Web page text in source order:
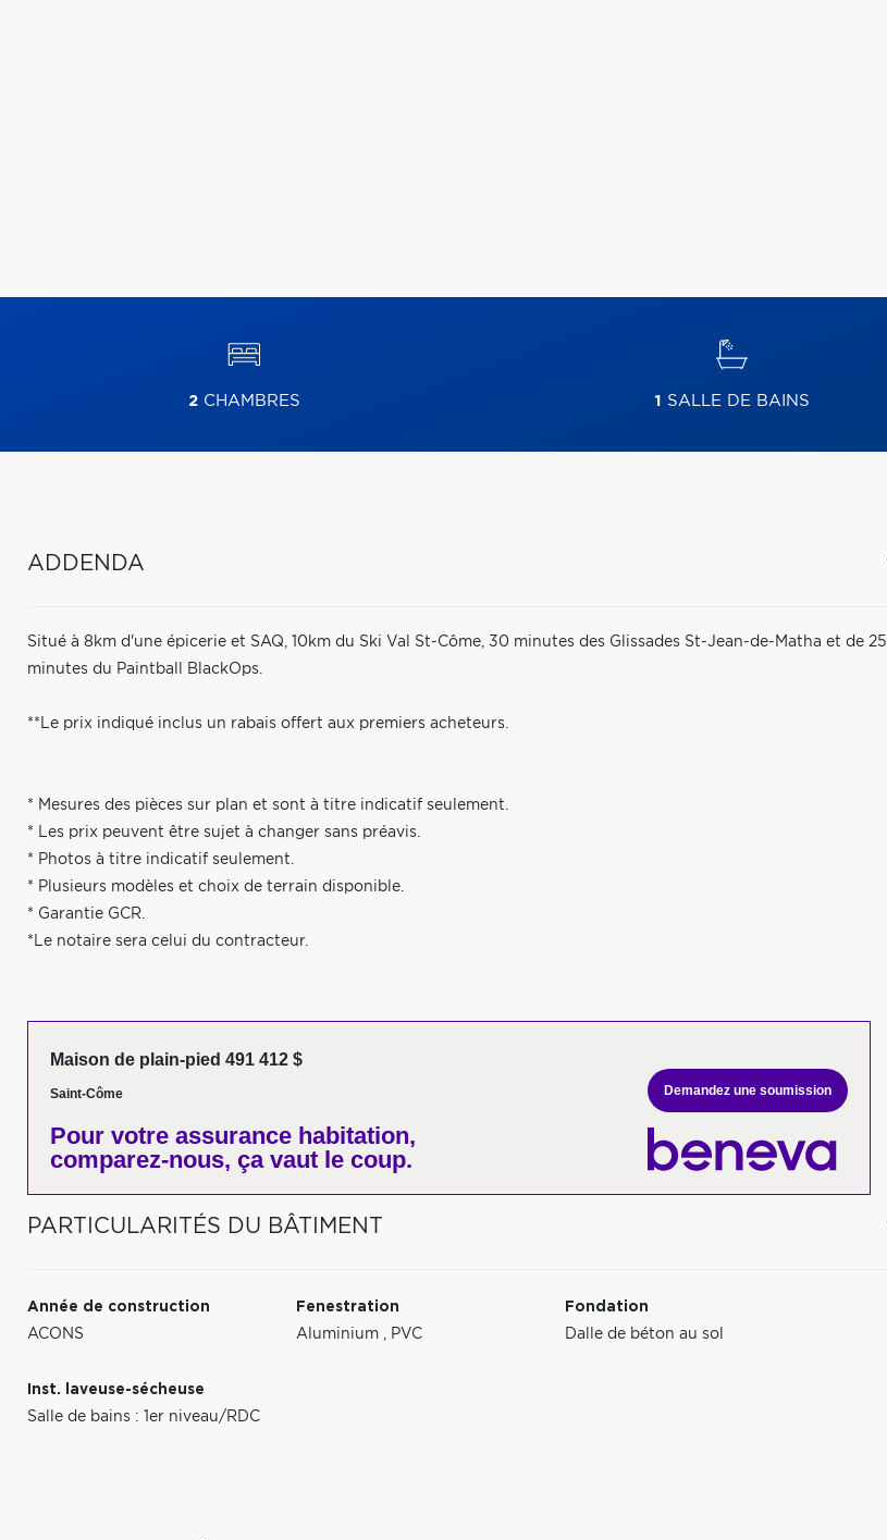
2CHAMBRES 1 SALLE DE BAINS
ADDENDA
Situé à 8km d'une épicerie et SAQ, 10km du Ski Val St-Côme, 30 minutes des Glissades St-Jean-de-Matha et de 25
minutes du Paintball BlackOps.
**Le prix indiqué inclus un rabais offert aux premiers acheteurs.
* Mesures des pièces sur plan et sont à titre indicatif seulement.
* Les prix peuvent être sujet à changer sans préavis.
* Photos à titre indicatif seulement.
* Plusieurs modèles et choix de terrain disponible.
* Garantie GCR.
*Le notaire sera celui du contracteur.
Maison de plain-pied 491 412 $
Saint-Côme
Pour votre assurance habitation,
comparez-nous, ça vaut le coup.
Demandez une soumission
PARTICULARITÉS DU BÂTIMENT
Année de construction
ACONS
Fenestration
Aluminium
PVC
Fondation
Dalle de béton au sol
Inst. laveuse-sécheuse
Salle de bains : 1er niveau/RDC